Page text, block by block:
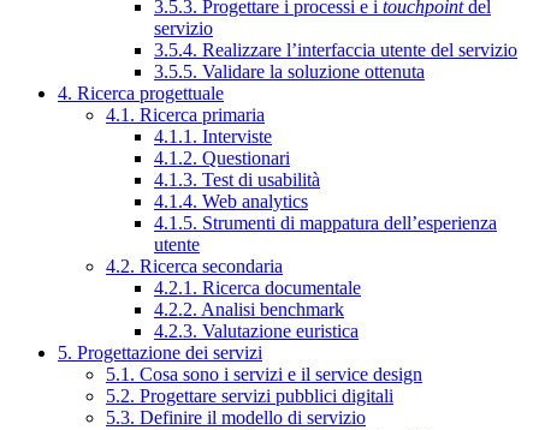
3.5.3. Progettare i processi e i touchpointdel
servizio
3.5.4. Realizzare l’interfaccia utente del servizio
3.5.5. Validare la soluzione ottenuta
4. Ricerca progettuale
4.1. Ricerca primaria
4.1.1. Interviste
4.1.2. Questionari
4.1.3. Test di usabilità
4.1.4. Web analytics
4.1.5. Strumenti di mappatura dell’esperienza
utente
4.2. Ricerca secondaria
4.2.1. Ricerca documentale
4.2.2. Analisi benchmark
4.2.3. Valutazione euristica
5. Progettazione dei servizi
5.1. Cosa sono i servizi e il service design
5.2. Progettare servizi pubblici digitali
5.3. Definire il modello di servizio